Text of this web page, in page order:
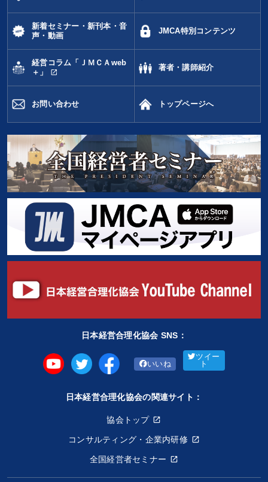
新着セミナー・新刊本・音
声・動画
JMCA特別コンテンツ
経営コラム「ＪＭＣＡweb
＋」
open_in_new
著者・講師紹介
お問い合わせ トップページへ
日本経営合理化協会 SNS：
いいね
ツイー
ト
日本経営合理化協会の関連サイト：
協会トップ
コンサルティング・企業内研修
全国経営者セミナー